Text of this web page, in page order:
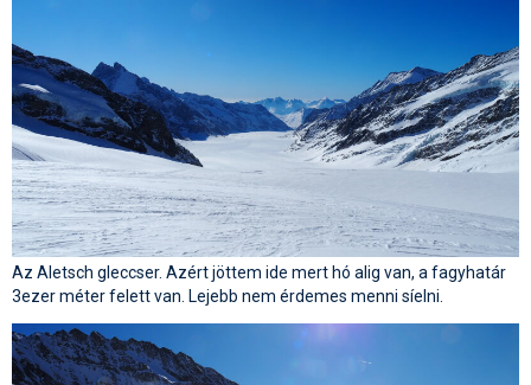
Az Aletsch gleccser. Azért jöttem ide mert hó alig van, a fagyhatár
3ezer méter felett van. Lejebb nem érdemes menni síelni.